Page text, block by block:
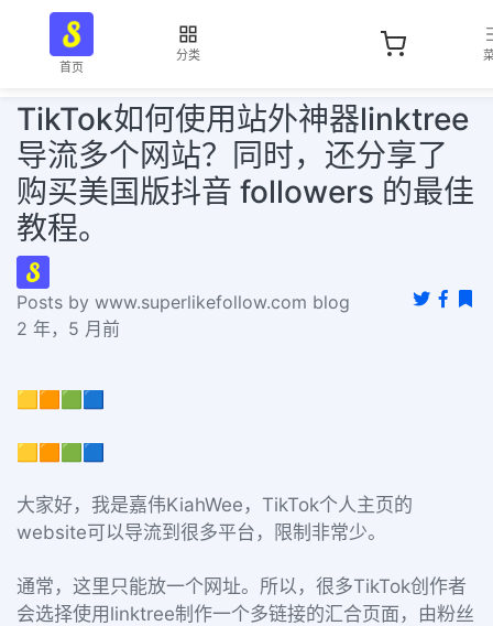
首页
分类
TikTok如何使用站外神器linktree
导流多个网站？同时，还分享了
购买美国版抖音 followers 的最佳
教程。
Posts by www.superlikefollow.com blog
2 年，5 月前
🟨🟧🟩🟦
🟨🟧🟩🟦
大家好，我是嘉伟KiahWee，TikTok个人主页的
website可以导流到很多平台，限制非常少。
通常，这里只能放一个网址。 所以，很多TikTok创作者
会选择使用linktree制作一个多链接的汇合页面，由粉丝